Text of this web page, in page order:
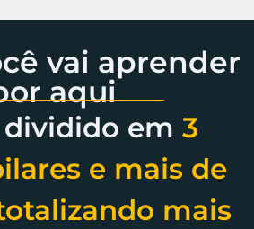
vai aprender
aqui
dividido em 3
e mais de
mais